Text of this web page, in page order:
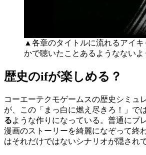
▲各章のタイトルに流れるアイキ
かで聴いたことあるようなないよ
歴史のifが楽しめる？
コーエーテクモゲームスの歴史シミュ
が、この「まっ白に燃え尽きろ！」では
るような作りになっている。普通にプ
漫画のストーリーを綺麗になぞって終
はそれだけではないシナリオが隠され